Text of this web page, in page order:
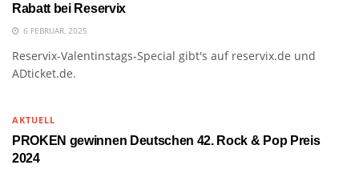
Rabatt bei Reservix
6 FEBRUAR, 2025
Reservix-Valentinstags-Special gibt's auf reservix.de und
ADticket.de.
AKTUELL
PROKEN gewinnen Deutschen 42. Rock & Pop Preis
2024